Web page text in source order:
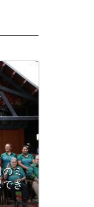
のミ
でき